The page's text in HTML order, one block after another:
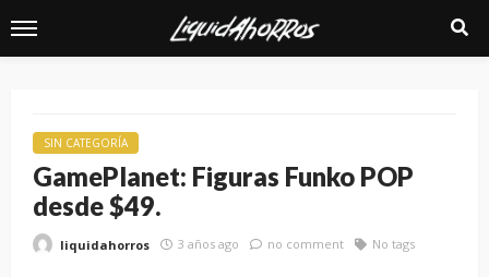
SIN CATEGORÍA
GamePlanet: Figuras Funko POP
desde $49.
liquidahorros 3 años ago no comment No tags